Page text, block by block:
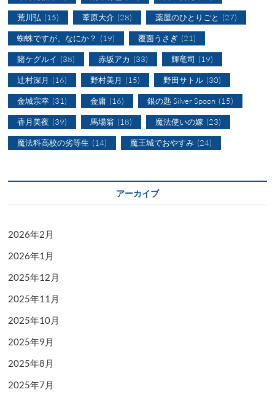
荒川弘 (15) 葦原大介 (28) 薬屋のひとりごと (27)
蜘蛛ですが、なにか？ (19) 覆面うさぎ (21)
賭ケグルイ (38) 赤坂アカ (33) 輝竜司 (19)
辻村深月 (16) 野村美月 (15) 野田サトル (30)
金城宗幸 (31) 金庸 (16) 銀の匙 Silver Spoon (15)
香月美夜 (39) 馬場翁 (18) 魔法使いの嫁 (23)
魔法科高校の劣等生 (14) 魔王城でおやすみ (24)
アーカイブ
2026年2月
2026年1月
2025年12月
2025年11月
2025年10月
2025年9月
2025年8月
2025年7月